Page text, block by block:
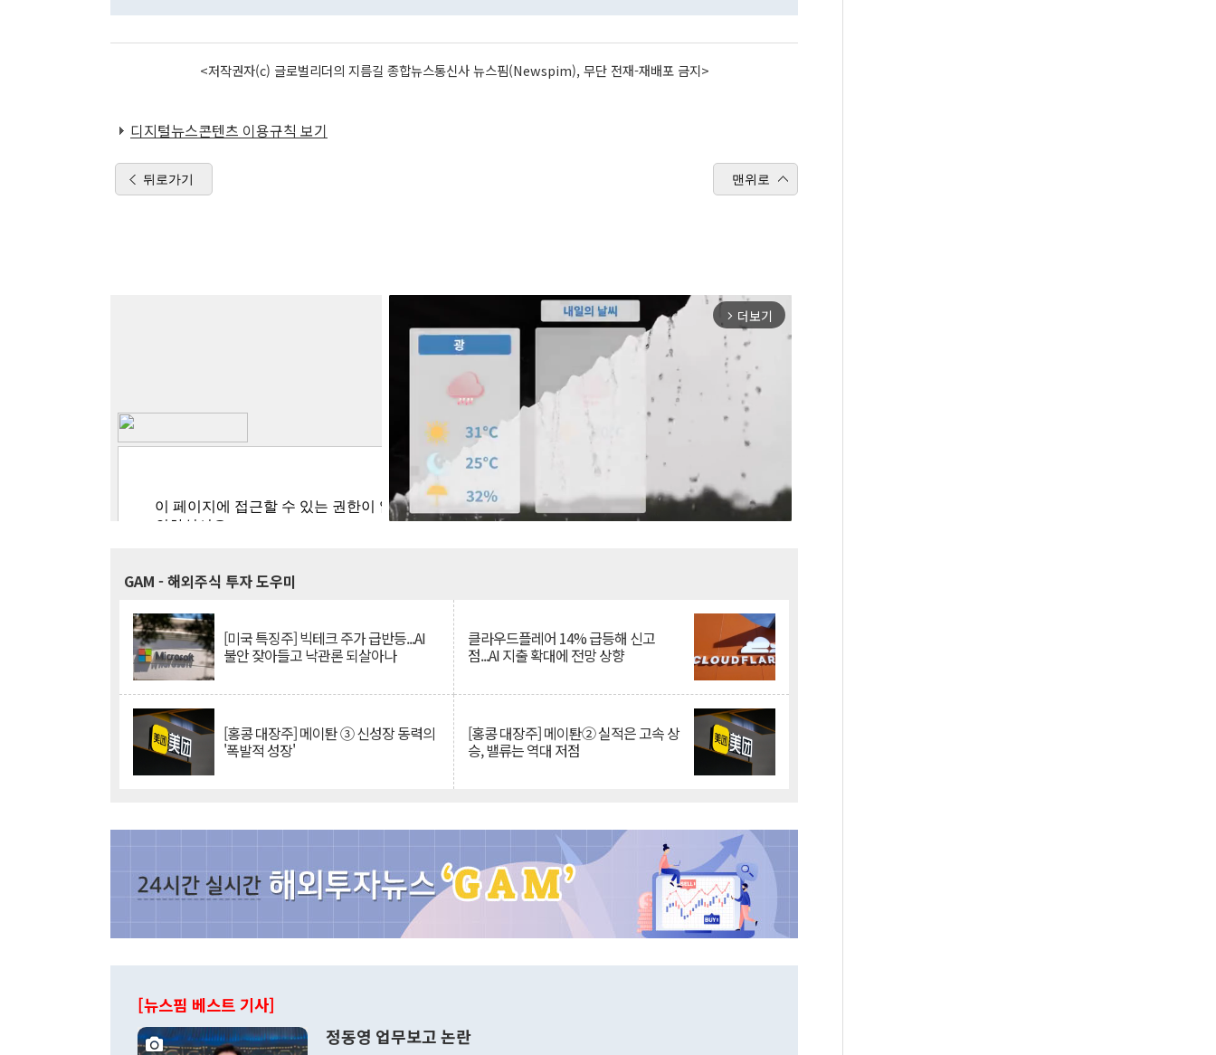
<저작권자(c) 글로벌리더의 지름길 종합뉴스통신사 뉴스핌(Newspim), 무단 전재-재배포 금지>
디지털뉴스콘텐츠 이용규칙 보기
뒤로가기 맨위로
arrow_forward_ios 더보기
GAM - 해외주식 투자 도우미
[미국 특징주] 빅테크 주가 급반등...AI
불안 잦아들고 낙관론 되살아나
클라우드플레어 14% 급등해 신고
점...AI 지출 확대에 전망 상향
[홍콩 대장주] 메이퇀 ③ 신성장 동력의
'폭발적 성장'
[홍콩 대장주] 메이퇀② 실적은 고속 상
승, 밸류는 역대 저점
[뉴스핌 베스트 기사]
정동영 업무보고 논란